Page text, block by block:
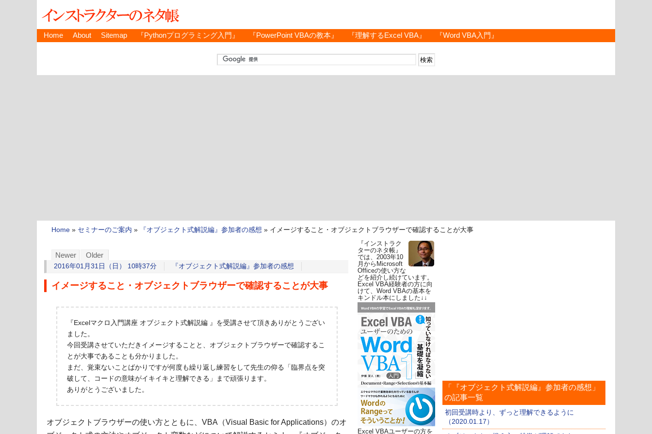
Home About Sitemap 『Pythonプログラミング入門』 『PowerPoint VBAの教本』 『理解するExcel VBA』 『Word VBA入門』
Home » セミナーのご案内 » 『オブジェクト式解説編』参加者の感想 » イメージすること・オブジェクトブラウザーで確認することが大事
Newer Older
2016年01月31日（日） 10時37分 『オブジェクト式解説編』参加者の感想
イメージすること・オブジェクトブラウザーで確認することが大事
『Excelマクロ入門講座 オブジェクト式解説編 』を受講させて頂きありがとうござい
ました。
今回受講させていただきイメージすることと、オブジェクトブラウザーで確認するこ
とが大事であることも分かりました。
まだ、覚束ないことばかりですが何度も繰り返し練習をして先生の仰る「臨界点を突
破して、コードの意味がイキイキと理解できる」まで頑張ります。
ありがとうございました。
オブジェクトブラウザーの使い方とともに、VBA（Visual Basic for Applications）のオ
『インストラク
ターのネタ帳』
では、2003年10
月からMicrosoft
Officeの使い方な
どを紹介し続けています。
Excel VBA経験者の方に向
けて、Word VBAの基本を
キンドル本にしました↓↓
Excel VBAユーザーの方を
「『オブジェクト式解説編』参加者の感想」
の記事一覧
初回受講時より、ずっと理解できるように
（2020.01.17）